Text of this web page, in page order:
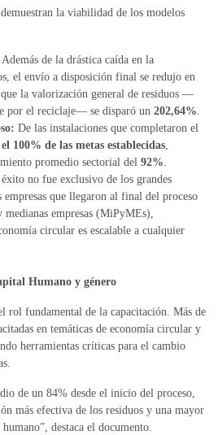
la viabilidad de los modelos
Además de la drástica caída en la
el envío a disposición final se redujo en
la valorización general de residuos —
por el reciclaje— se disparó un 202,64%.
De las instalaciones que completaron el
100% de las metas establecidas,
promedio sectorial del 92%.
no fue exclusivo de los grandes
empresas que llegaron al final del proceso
medianas empresas (MiPyMEs),
circular es escalable a cualquier
Humano y género
rol fundamental de la capacitación. Más de
en temáticas de economía circular y
herramientas críticas para el cambio
de un 84% desde el inicio del proceso,
más efectiva de los residuos y una mayor
destaca el documento.